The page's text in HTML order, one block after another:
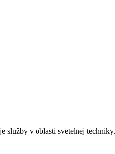
služby v oblasti svetelnej techniky.